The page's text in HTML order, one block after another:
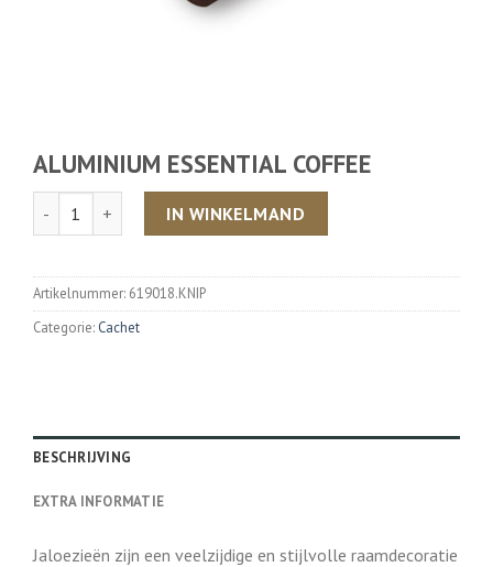
ALUMINIUM ESSENTIAL COFFEE
Aantal IN WINKELMAND
Artikelnummer: 619018.KNIP
Categorie: Cachet
BESCHRIJVING
EXTRA INFORMATIE
Jaloezieën zijn een veelzijdige en stijlvolle raamdecoratie